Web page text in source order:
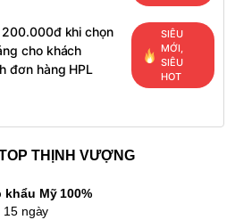
200.000đ khi chọn
cho khách
đơn hàng HPL
SIÊU
MỚI,
SIÊU
HOT
THỊNH VƯỢNG
khẩu Mỹ 100%
ngày